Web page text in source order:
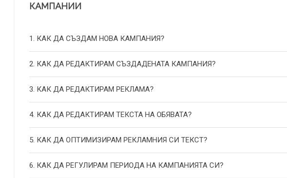
КАМПАНИИ
1. КАК ДА СЪЗДАМ НОВА КАМПАНИЯ?
2. КАК ДА РЕДАКТИРАМ СЪЗДАДЕНАТА КАМПАНИЯ?
3. КАК ДА РЕДАКТИРАМ РЕКЛАМА?
4. КАК ДА РЕДАКТИРАМ ТЕКСТА НА ОБЯВАТА?
5. КАК ДА ОПТИМИЗИРАМ РЕКЛАМНИЯ СИ ТЕКСТ?
6. КАК ДА РЕГУЛИРАМ ПЕРИОДА НА КАМПАНИЯТА СИ?